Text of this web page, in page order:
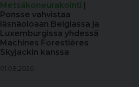
Metsäkoneurakointi
Ponsse vahvistaa
läsnäoloaan Belgiassa ja
Luxemburgissa yhdessä
Machines Forestières
Skyjackin kanssa
01.08.2026